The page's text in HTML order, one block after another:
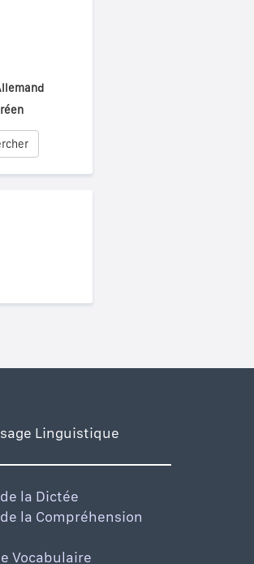
Linguistique
la Dictée
la Compréhension
Vocabulaire